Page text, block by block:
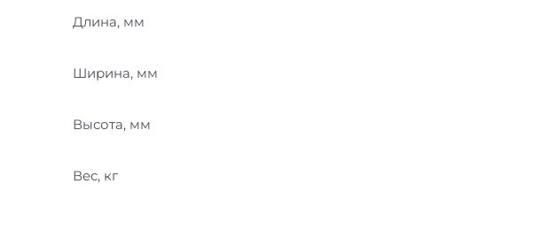
Длина, мм
Ширина, мм
Высота, мм
Вес, кг